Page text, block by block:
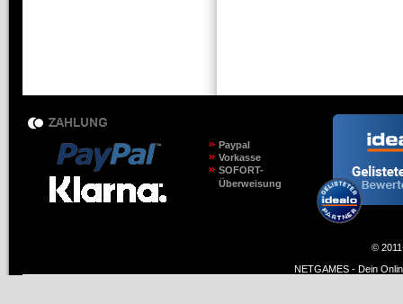
Paypal
Vorkasse
SOFORT-
Überweisung
©
NETGAMES - Dein